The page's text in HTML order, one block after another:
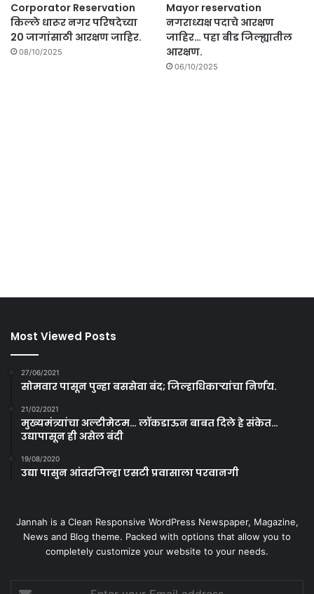
Corporator Reservation
किल्ले धारूर नगर परिषदेच्या
20 जागांसाठी आरक्षण जाहिर.
08/10/2025
Mayor reservation
नगराध्यक्ष पदाचे आरक्षण
जाहिर… पहा बीड जिल्ह्यातील
आरक्षण.
06/10/2025
Most Viewed Posts
27/06/2021
सोमवार पासून पुन्हा बससेवा बंद; जिल्हाधिकाऱ्यांचा निर्णय.
21/02/2021
मुख्यमंत्र्यांचा अल्टीमेटम… लॉकडाऊन बाबत दिले हे संकेत…
उद्यापासून ही असेल बंदी
19/08/2020
उद्या पासुन आंतरजिल्हा एसटी प्रवासाला परवानगी
Jannah is a Clean Responsive WordPress Newspaper, Magazine,
News and Blog theme. Packed with options that allow you to
completely customize your website to your needs.